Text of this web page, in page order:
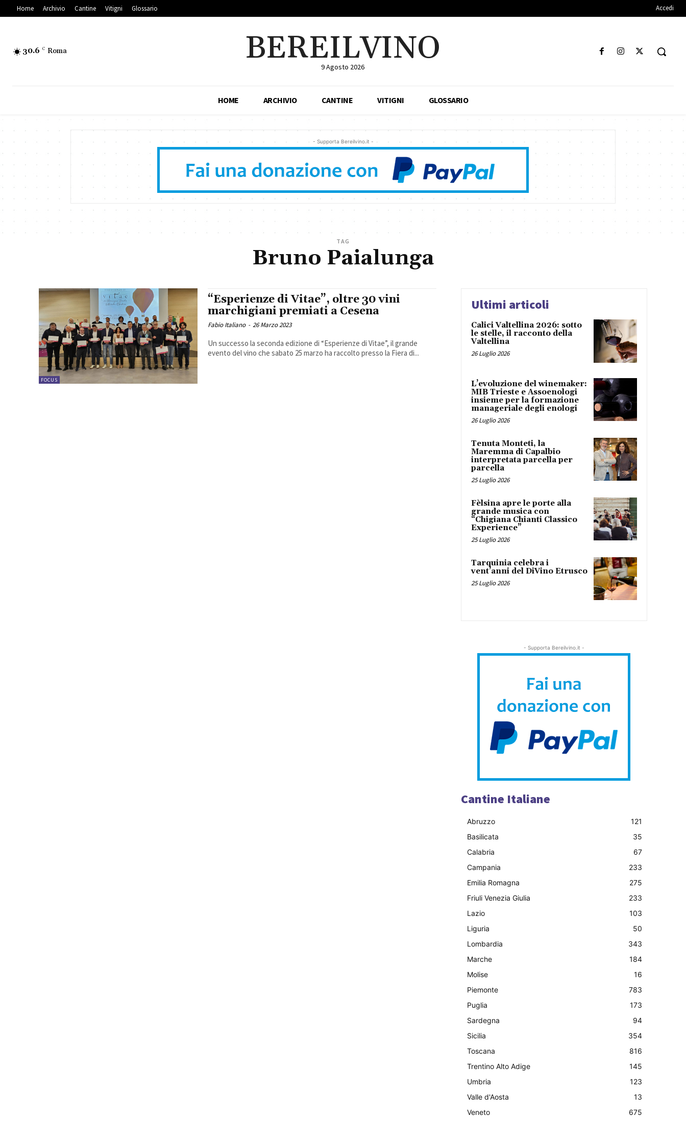
Home Archivio Cantine Vitigni Glossario Accedi
30.6 C Roma BEREILVINO
9 Agosto 2026
HOME ARCHIVIO CANTINE VITIGNI GLOSSARIO
- Supporta Bereilvino.it -
TAG
Bruno Paialunga
FOCUS
“Esperienze di Vitae”, oltre 30 vini
marchigiani premiati a Cesena
Fabio Italiano - 26 Marzo 2023
Un successo la seconda edizione di “Esperienze di Vitae”, il grande
evento del vino che sabato 25 marzo ha raccolto presso la Fiera di...
Ultimi articoli
Calici Valtellina 2026: sotto
le stelle, il racconto della
Valtellina
26 Luglio 2026
L’evoluzione del winemaker:
MIB Trieste e Assoenologi
insieme per la formazione
manageriale degli enologi
26 Luglio 2026
Tenuta Monteti, la
Maremma di Capalbio
interpretata parcella per
parcella
25 Luglio 2026
Fèlsina apre le porte alla
grande musica con
“Chigiana Chianti Classico
Experience”
25 Luglio 2026
Tarquinia celebra i
vent’anni del DiVino Etrusco
25 Luglio 2026
- Supporta Bereilvino.it -
Cantine Italiane
Abruzzo
121
Basilicata
35
Calabria
67
Campania
233
Emilia Romagna
275
Friuli Venezia Giulia
233
Lazio
103
Liguria
50
Lombardia
343
Marche
184
Molise
16
Piemonte
783
Puglia
173
Sardegna
94
Sicilia
354
Toscana
816
Trentino Alto Adige
145
Umbria
123
Valle d'Aosta
13
Veneto
675